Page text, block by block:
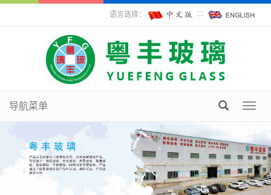
语言选择： ∷
导航菜单